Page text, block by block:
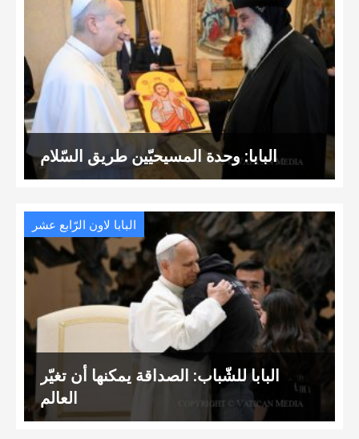
البابا: وحدة المسيحيّين طريق السّلام
البابا لاون الرّابع عشر
البابا للشّباب: الصداقة يمكنها أن تغيّر
العالم